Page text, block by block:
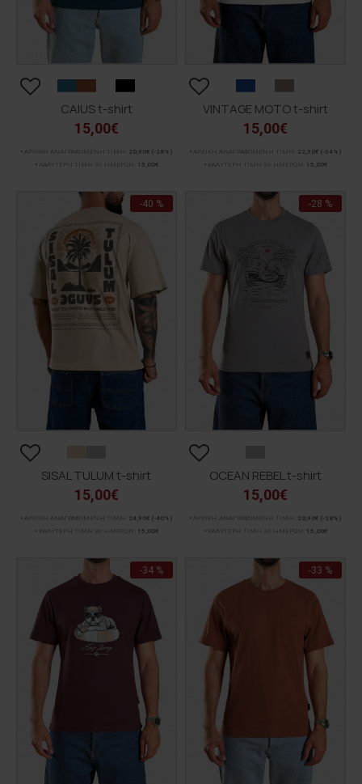
CAIUS t-shirt
15,00€
ΑΡΧΙΚΗ ΑΝΑΓΡΑΦΟΜΕΝΗ ΤΙΜΗ: 20,90€ (-28%)
ΚΑΛΥΤΕΡΗ ΤΙΜΗ 30 ΗΜΕΡΩΝ:
15,00€
VINTAGE MOTO t-shirt
15,00€
ΑΡΧΙΚΗ ΑΝΑΓΡΑΦΟΜΕΝΗ ΤΙΜΗ: 22,90€ (-34%)
ΚΑΛΥΤΕΡΗ ΤΙΜΗ 30 ΗΜΕΡΩΝ:
15,00€
-40 %
SISAL TULUM t-shirt
15,00€
ΑΡΧΙΚΗ ΑΝΑΓΡΑΦΟΜΕΝΗ ΤΙΜΗ: 24,90€ (-40%)
ΚΑΛΥΤΕΡΗ ΤΙΜΗ 30 ΗΜΕΡΩΝ:
15,00€
-28 %
OCEAN REBEL t-shirt
15,00€
ΑΡΧΙΚΗ ΑΝΑΓΡΑΦΟΜΕΝΗ ΤΙΜΗ: 20,90€ (-28%)
ΚΑΛΥΤΕΡΗ ΤΙΜΗ 30 ΗΜΕΡΩΝ:
15,00€
-34 % -33 %